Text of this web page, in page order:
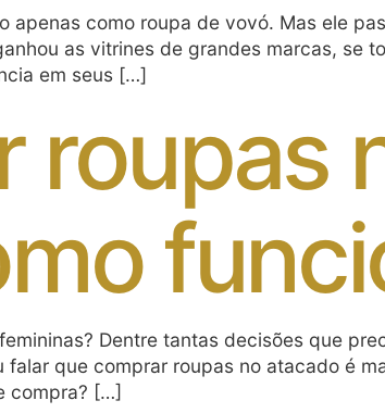
apenas como roupa de vovó. Mas ele
as vitrines de grandes marcas, se
em seus […]
roupas
Dentre tantas decisões que
que comprar roupas no atacado é
compra? […]